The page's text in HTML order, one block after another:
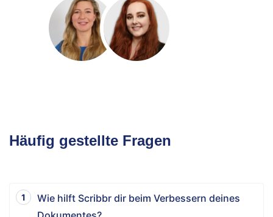
Häufig gestellte Fragen
Wie hilft Scribbr dir beim Verbessern deines